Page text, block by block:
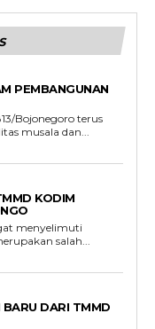
PEMBANGUNAN
Bojonegoro terus
musala dan...
KODIM
menyelimuti
salah...
BARU DARI TMMD